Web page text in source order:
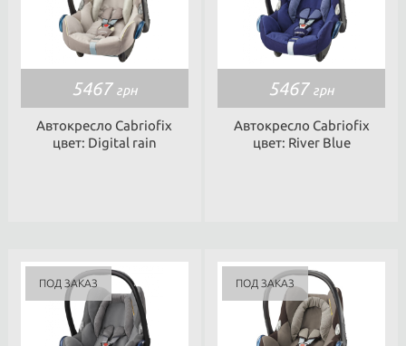
5467 грн
Автокресло Cabriofix
цвет: Digital rain
5467 грн
Автокресло Cabriofix
цвет: River Blue